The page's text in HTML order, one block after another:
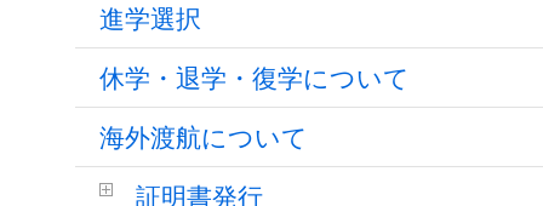
進学選択
休学・退学・復学について
海外渡航について
証明書発行